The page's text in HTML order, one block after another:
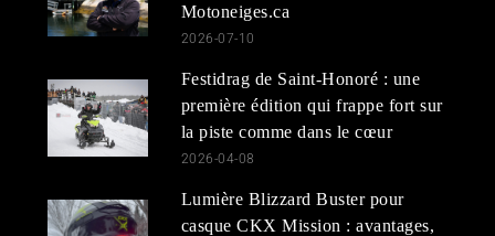
Motoneiges.ca
2026-07-10
Festidrag de Saint-Honoré : une
première édition qui frappe fort sur
la piste comme dans le cœur
2026-04-08
Lumière Blizzard Buster pour
casque CKX Mission : avantages,